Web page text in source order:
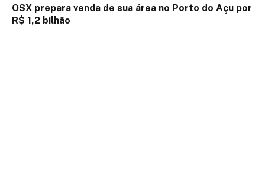
OSX prepara venda de sua área no Porto do Açu por
R$ 1,2 bilhão